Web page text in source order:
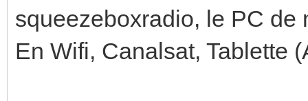
squeezeboxradio, le PC de
En Wifi, Canalsat, Tablette